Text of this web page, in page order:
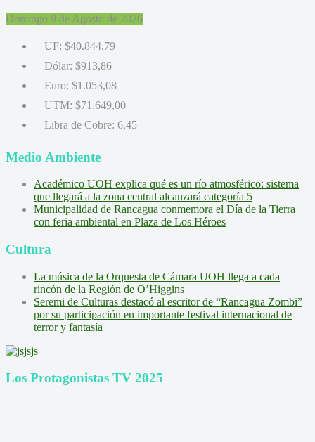
Domingo 9 de Agosto de 2026
UF: $40.844,79
Dólar: $913,86
Euro: $1.053,08
UTM: $71.649,00
Libra de Cobre: 6,45
Medio Ambiente
Académico UOH explica qué es un río atmosférico: sistema
que llegará a la zona central alcanzará categoría 5
Municipalidad de Rancagua conmemora el Día de la Tierra
con feria ambiental en Plaza de Los Héroes
Cultura
La música de la Orquesta de Cámara UOH llega a cada
rincón de la Región de O’Higgins
Seremi de Culturas destacó al escritor de “Rancagua Zombi”
por su participación en importante festival internacional de
terror y fantasía
Los Protagonistas TV 2025